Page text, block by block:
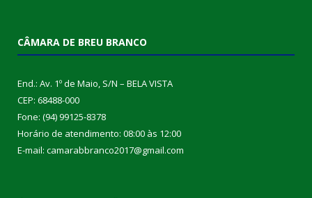
CÂMARA DE BREU BRANCO
End.: Av. 1º de Maio, S/N – BELA VISTA
CEP: 68488-000
Fone: (94) 99125-8378
Horário de atendimento: 08:00 às 12:00
E-mail: camarabbranco2017@gmail.com